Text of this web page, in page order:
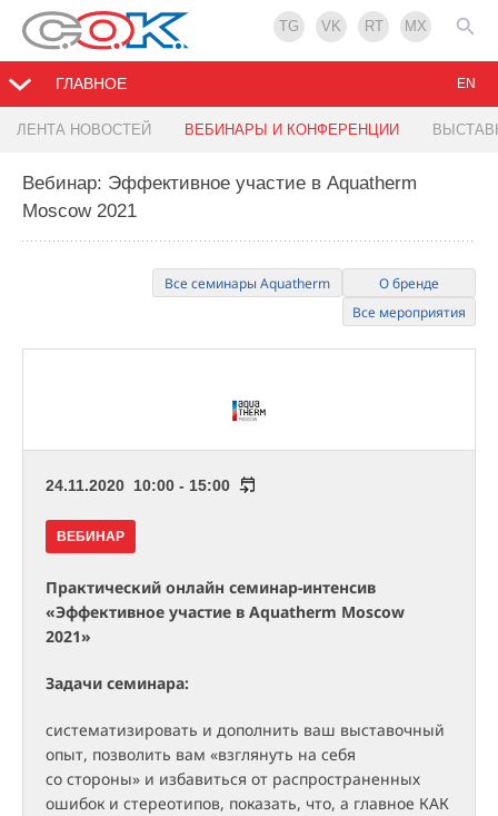
TG VK RT MX
ГЛАВНОЕ
ЛЕНТА НОВОСТЕЙ ВЕБИНАРЫ И КОНФЕРЕНЦИИ
EN
Вебинар: Эффективное участие в Aquatherm
Moscow 2021
Все семинары Aquatherm
О бренде
Все мероприятия
24.11.2020 10:00 - 15:00
ВЕБИНАР
Практический онлайн семинар-интенсив
«Эффективное участие в Aquatherm Moscow
2021»
Задачи семинара:
систематизировать и дополнить ваш выставочный
опыт, позволить вам «взглянуть на себя
со стороны» и избавиться от распространенных
ошибок и стереотипов, показать, что, а главное КАК